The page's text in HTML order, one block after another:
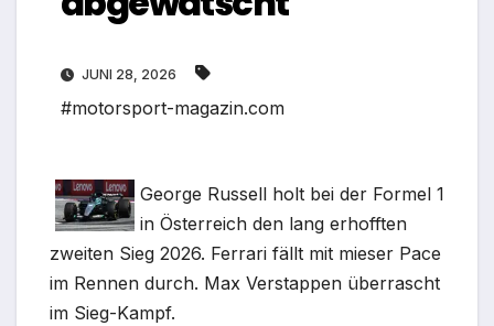
JUNI 28, 2026
#motorsport-magazin.com
George Russell holt bei der Formel 1
in Österreich den lang erhofften
zweiten Sieg 2026. Ferrari fällt mit mieser Pace
im Rennen durch. Max Verstappen überrascht
im Sieg-Kampf.